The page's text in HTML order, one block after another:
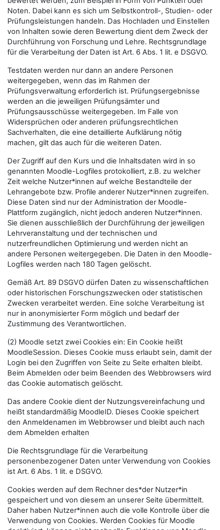
Noten. Dabei kann es sich um Selbstkontroll-, Studien- oder
Prüfungsleistungen handeln. Das Hochladen und Einstellen
von Inhalten sowie deren Bewertung dient dem Zweck der
Durchführung von Forschung und Lehre. Rechtsgrundlage
für die Verarbeitung der Daten ist Art. 6 Abs. 1 lit. e DSGVO.
Testdaten werden nur dann an andere Personen
weitergegeben, wenn das im Rahmen der
Prüfungsverwaltung erforderlich ist. Prüfungsergebnisse
werden an die jeweiligen Prüfungsämter und
Prüfungsausschüsse weitergegeben. Im Falle von
Widersprüchen oder anderen prüfungsrechtlichen
Sachverhalten, die eine detaillierte Aufklärung nötig
machen, gilt das auch für die weiteren Daten.
Der Zugriff auf den Kurs und die Inhaltsdaten wird in so
genannten Moodle-Logfiles protokolliert, z.B. zu welcher
Zeit welche Nutzer*innen auf welche Bestandteile der
Lehrangebote bzw. Profile anderer Nutzer*innen zugreifen.
Diese Daten sind nur der Administration der Moodle-
Plattform zugänglich, nicht jedoch anderen Nutzer*innen.
Sie dienen ausschließlich der Durchführung der jeweiligen
Lehrveranstaltung und der technischen und
nutzerfreundlichen Optimierung und werden nicht an
andere Personen weitergegeben. Die Daten in den Moodle-
Logfiles werden nach 180 Tagen gelöscht.
Gemäß Art. 89 DSGVO dürfen Daten zu wissenschaftlichen
oder historischen Forschungszwecken oder statistischen
Zwecken verarbeitet werden. Eine solche Verarbeitung ist
nur in anonymisierter Form möglich und bedarf der
Zustimmung des Verantwortlichen.
(2) Moodle setzt zwei Cookies ein: Ein Cookie heißt
MoodleSession. Dieses Cookie muss erlaubt sein, damit der
Login bei den Zugriffen von Seite zu Seite erhalten bleibt.
Beim Abmelden oder beim Beenden des Webbrowsers wird
das Cookie automatisch gelöscht.
Das andere Cookie dient der Nutzungsvereinfachung und
heißt standardmäßig MoodleID. Dieses Cookie speichert
den Anmeldenamen im Webbrowser und bleibt auch nach
dem Abmelden erhalten
Die Rechtsgrundlage für die Verarbeitung
personenbezogener Daten unter Verwendung von Cookies
ist Art. 6 Abs. 1 lit. e DSGVO.
Cookies werden auf dem Rechner des*der Nutzer*in
gespeichert und von diesem an unserer Seite übermittelt.
Daher haben Nutzer*innen auch die volle Kontrolle über die
Verwendung von Cookies. Werden Cookies für Moodle